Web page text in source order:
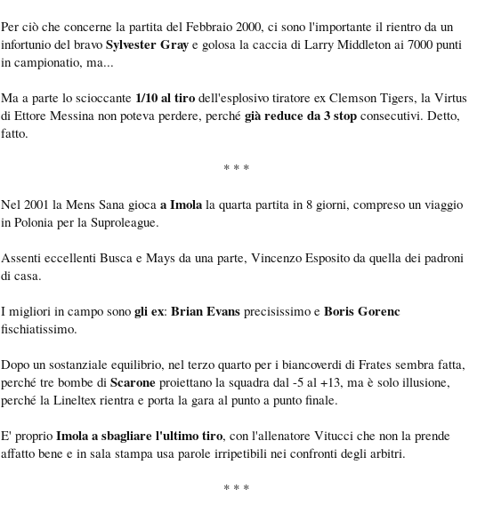
Per ciò che concerne la partita del Febbraio 2000, ci sono l'importante il rientro da un
infortunio del bravo Sylvester Gray e golosa la caccia di Larry Middleton ai 7000 punti
in campionatio, ma...
Ma a parte lo scioccante 1/10 al tiro dell'esplosivo tiratore ex Clemson Tigers, la Virtus
di Ettore Messina non poteva perdere, perché già reduce da 3 stop consecutivi. Detto,
fatto.
* * *
Nel 2001 la Mens Sana gioca a Imola la quarta partita in 8 giorni, compreso un viaggio
in Polonia per la Suproleague.
Assenti eccellenti Busca e Mays da una parte, Vincenzo Esposito da quella dei padroni
di casa.
I migliori in campo sono gli ex: Brian Evans precisissimo e Boris Gorenc
fischiatissimo.
Dopo un sostanziale equilibrio, nel terzo quarto per i biancoverdi di Frates sembra fatta,
perché tre bombe di Scarone proiettano la squadra dal -5 al +13, ma è solo illusione,
perché la Lineltex rientra e porta la gara al punto a punto finale.
E' proprio Imola a sbagliare l'ultimo tiro, con l'allenatore Vitucci che non la prende
affatto bene e in sala stampa usa parole irripetibili nei confronti degli arbitri.
* * *